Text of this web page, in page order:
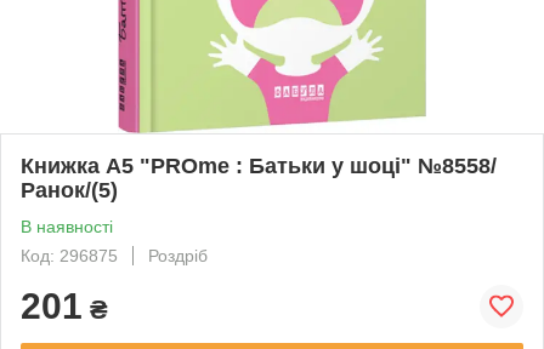
Книжка А5 "PROme : Батьки у шоці" №8558/
Ранок/(5)
В наявності
Код: 296875
Роздріб
201 ₴